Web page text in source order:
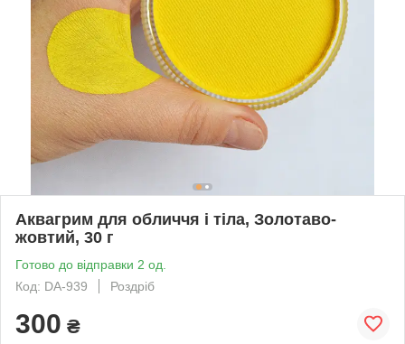
Аквагрим для обличчя і тіла, Золотаво-
жовтий, 30 г
Готово до відправки 2 од.
Код: DA-939
Роздріб
300 ₴